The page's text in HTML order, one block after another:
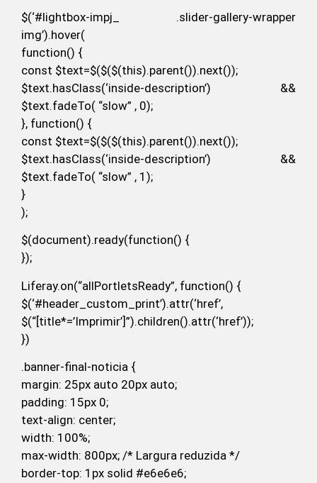
$(‘#lightbox-impj_ .slider-gallery-wrapper
img’).hover(
function() {
const $text=$($($(this).parent()).next());
$text.hasClass(‘inside-description’) &&
$text.fadeTo( “slow” , 0);
}, function() {
const $text=$($($(this).parent()).next());
$text.hasClass(‘inside-description’) &&
$text.fadeTo( “slow” , 1);
}
);
$(document).ready(function() {
});
Liferay.on(“allPortletsReady”, function() {
$(‘#header_custom_print’).attr(‘href’,
$(“[title*=’Imprimir’]”).children().attr(‘href’));
})
.banner-final-noticia {
margin: 25px auto 20px auto;
padding: 15px 0;
text-align: center;
width: 100%;
max-width: 800px; /* Largura reduzida */
border-top: 1px solid #e6e6e6;